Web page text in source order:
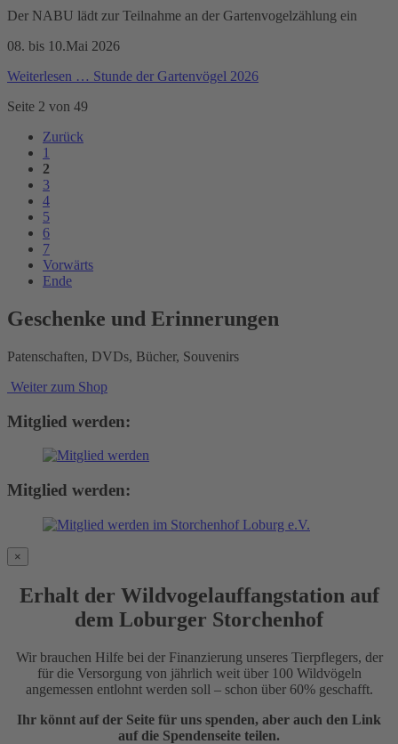
Der NABU lädt zur Teilnahme an der Gartenvogelzählung ein
08. bis 10.Mai 2026
Weiterlesen … Stunde der Gartenvögel 2026
Seite 2 von 49
Zurück
1
2
3
4
5
6
7
Vorwärts
Ende
Geschenke und Erinnerungen
Patenschaften, DVDs, Bücher, Souvenirs
Weiter zum Shop
Mitglied werden:
Mitglied werden:
×
Erhalt der Wildvogelauffangstation auf
dem Loburger Storchenhof
Wir brauchen Hilfe bei der Finanzierung unseres Tierpflegers, der
für die Versorgung von jährlich weit über 100 Wildvögeln
angemessen entlohnt werden soll – schon über 60% geschafft.
Ihr könnt auf der Seite für uns spenden, aber auch den Link
auf die Spendenseite teilen.